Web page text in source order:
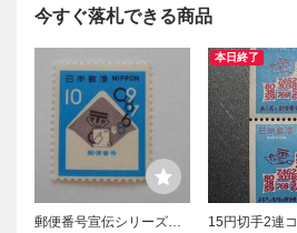
今すぐ落札できる商品
郵便番号宣伝シリーズ 5
本日終了
15円切手2連